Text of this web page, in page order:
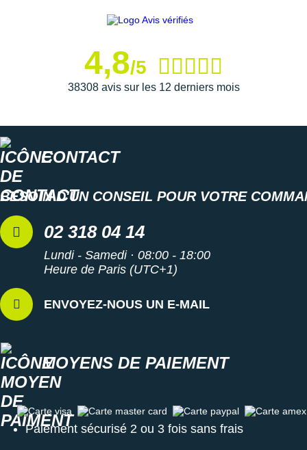
4,8/5
38308 avis sur les 12 derniers mois
CONTACT
BESOIN D'UN CONSEIL POUR VOTRE
02 318 04 14
Lundi - Samedi · 08:00 - 18:00
Heure de Paris (UTC+1)
ENVOYEZ-NOUS UN E-MAIL
MOYENS DE PAIEMENT
Carte visa Carte master card Carte paypal Carte amex
Paiement sécurisé 2 ou 3 fois sans frais